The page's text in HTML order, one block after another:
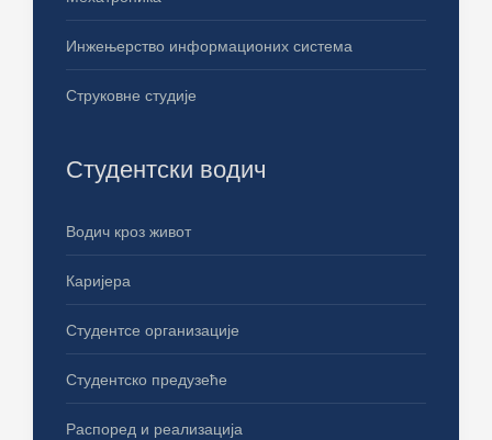
Инжењерство информационих система
Струковне студије
Студентски водич
Водич кроз живот
Каријера
Студентсе организације
Студентско предузеће
Распоред и реализација